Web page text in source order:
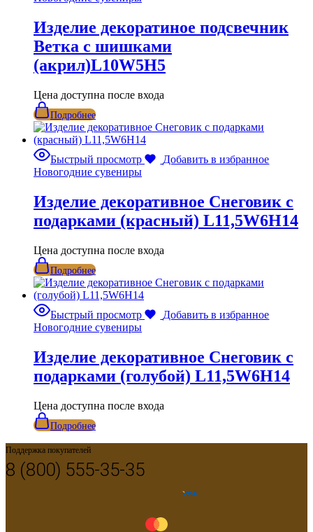
Изделие декоратиное подсвечник
Ветка с шишками
(акрил)L10W5H5
Цена доступна после входа
Подробнее
Быстрый просмотр
Добавить в избранное
Новогодние сувениры
Изделие декоративное Снеговик с
подарками (красный) L11,5W6H14
Цена доступна после входа
Подробнее
Быстрый просмотр
Добавить в избранное
Новогодние сувениры
Изделие декоративное Снеговик с
подарками (голубой) L11,5W6H14
Цена доступна после входа
Подробнее
Поддержка покупателей
8 (800) 555-35-35